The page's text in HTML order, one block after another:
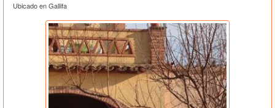
Ubicado en Gallifa